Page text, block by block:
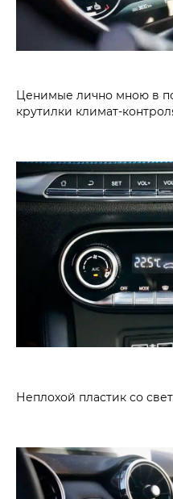
Ценимые лично мною в
крутилки климат-
Неплохой пластик со